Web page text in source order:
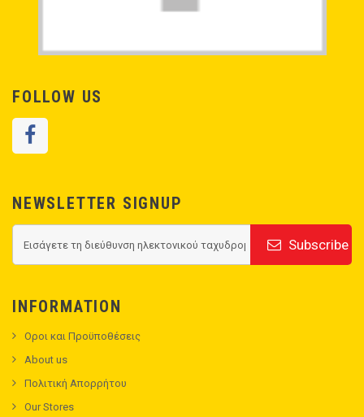
FOLLOW US
NEWSLETTER SIGNUP
Subscribe
INFORMATION
Οροι και Προϋποθέσεις
About us
Πολιτική Απορρήτου
Our Stores